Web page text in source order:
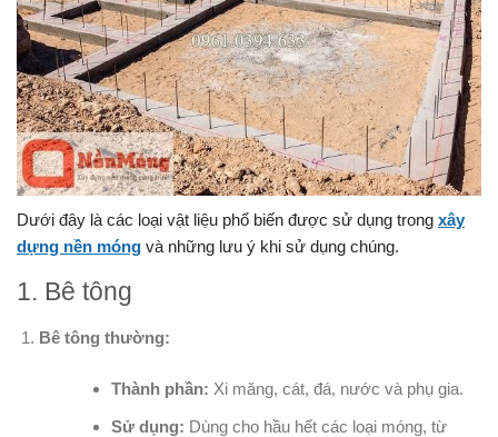
Dưới đây là các loại vật liệu phổ biến được sử dụng trong xây
dựng nền móng và những lưu ý khi sử dụng chúng.
1. Bê tông
Bê tông thường:
Thành phần: Xi măng, cát, đá, nước và phụ gia.
Sử dụng: Dùng cho hầu hết các loại móng, từ